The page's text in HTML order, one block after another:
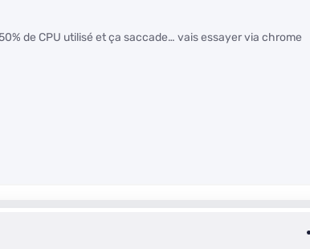
de CPU utilisé et ça saccade… vais essayer via chrome